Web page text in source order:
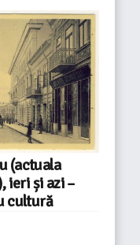
(actuala
ieri și azi –
cultură